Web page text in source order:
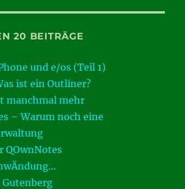
20 BEITRÄGE
und e/os (Teil 1)
ist ein Outliner?
manchmal mehr
– Warum noch eine
QOwnNotes